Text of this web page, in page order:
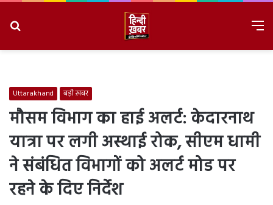
Uttarakhand बड़ी ख़बर
मौसम विभाग का हाई अलर्ट: केदारनाथ
यात्रा पर लगी अस्थाई रोक, सीएम धामी
ने संबंधित विभागों को अलर्ट मोड पर
रहने के दिए निर्देश